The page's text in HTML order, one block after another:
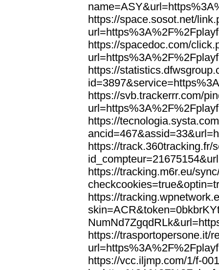
https://space.sosot.net/
https://spacedoc.com/
https://
https://svb.trackerrr.com/
https://
https://track.360tracking.fr/
https://tracking.m6r.eu/
https://
https://trasportopersone.it/
https://vcc.iljmp.com/1/f-